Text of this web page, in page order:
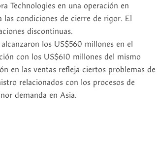
Technologies en una operación en
condiciones de cierre de rigor. El
discontinuas.
los US$560 millones en el
con los US$610 millones del mismo
en las ventas refleja ciertos problemas de
relacionados con los procesos de
demanda en Asia.